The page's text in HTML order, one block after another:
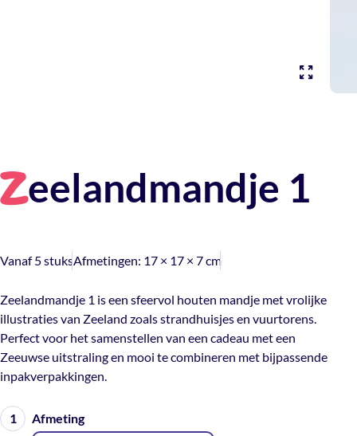
Zeelandmandje 1
Vanaf 5 stuksAfmetingen: 17 × 17 × 7 cm
Zeelandmandje 1 is een sfeervol houten mandje met vrolijke
illustraties van Zeeland zoals strandhuisjes en vuurtorens.
Perfect voor het samenstellen van een cadeau met een
Zeeuwse uitstraling en mooi te combineren met bijpassende
inpakverpakkingen.
Afmeting